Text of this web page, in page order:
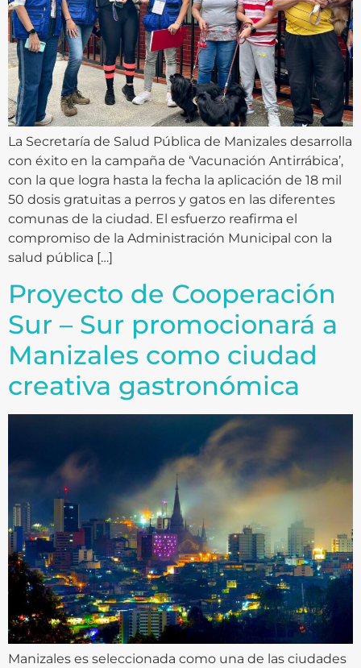
La Secretaría de Salud Pública de Manizales desarrolla
con éxito en la campaña de ‘Vacunación Antirrábica’,
con la que logra hasta la fecha la aplicación de 18 mil
50 dosis gratuitas a perros y gatos en las diferentes
comunas de la ciudad. El esfuerzo reafirma el
compromiso de la Administración Municipal con la
salud pública […]
Proyecto de Cooperación
Sur – Sur promocionará a
Manizales como ciudad
creativa gastronómica
Manizales es seleccionada como una de las ciudades